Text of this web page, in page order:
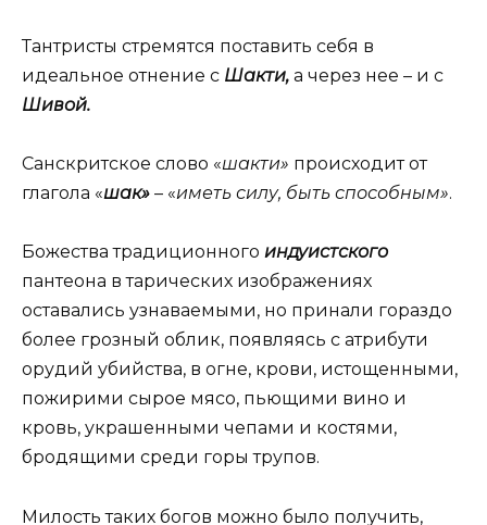
Тантристы стремятся поставить себя в
идеальное отнение с Шакти, а через нее – и с
Шивой.
Санскритское слово «шакти» происходит от
глагола «шак» – «иметь силу, быть способным».
Божества традиционного индуистского
пантеона в тарических изображениях
оставались узнаваемыми, но принали гораздо
более грозный облик, появляясь с атрибути
орудий убийства, в огне, крови, истощенными,
пожирими сырое мясо, пьющими вино и
кровь, украшенными чепами и костями,
бродящими среди горы трупов.
Милость таких богов можно было получить,